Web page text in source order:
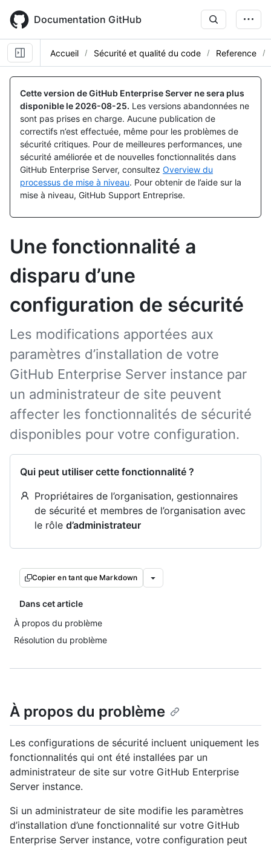
main
content
Documentation GitHub
Accueil Sécurité et qualité du code Reference
Cette version de GitHub Enterprise Server ne sera plus
disponible le 2026-08-25. Les versions abandonnées ne
sont pas prises en charge. Aucune publication de
correctifs n’est effectuée, même pour les problèmes de
sécurité critiques. Pour de meilleures performances, une
sécurité améliorée et de nouvelles fonctionnalités dans
GitHub Enterprise Server, consultez Overview du
processus de mise à niveau. Pour obtenir de l’aide sur la
mise à niveau, GitHub Support Entreprise.
Une fonctionnalité a
disparu d’une
configuration de sécurité
Les modifications apportées aux
paramètres d’installation de votre
GitHub Enterprise Server instance par
un administrateur de site peuvent
affecter les fonctionnalités de sécurité
disponibles pour votre configuration.
Qui peut utiliser cette fonctionnalité ?
Propriétaires de l’organisation, gestionnaires
de sécurité et membres de l’organisation avec
le rôle d’administrateur
Copier en tant que Markdown
Dans cet article
À propos du problème
Résolution du problème
À propos du problème
Les configurations de sécurité incluent uniquement les
fonctionnalités qui ont été installées par un
administrateur de site sur votre GitHub Enterprise
Server instance.
Si un administrateur de site modifie les paramètres
d’installation d’une fonctionnalité sur votre GitHub
Enterprise Server instance, votre configuration peut